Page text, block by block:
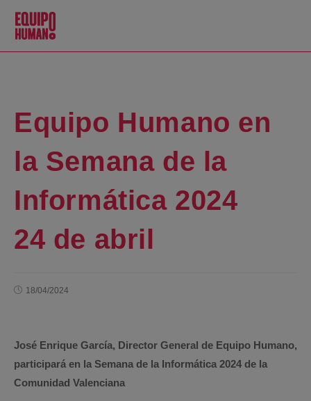
Equipo Humano en
la Semana de la
Informática 2024
24 de abril
18/04/2024
José Enrique García, Director General de Equipo Humano,
participará en la Semana de la Informática 2024 de la
Comunidad Valenciana